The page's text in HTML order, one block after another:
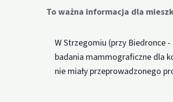
To ważna informacja dla
W Strzegomiu (przy Biedronce
badania mammograficzne dla
nie miały przeprowadzonego